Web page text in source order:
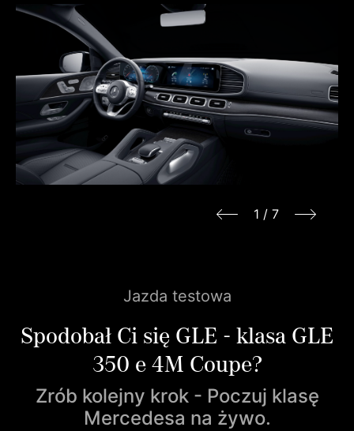
1 / 7
Jazda testowa
Spodobał Ci się GLE - klasa GLE
350 e 4M Coupe?
Zrób kolejny krok - Poczuj klasę
Mercedesa na żywo.